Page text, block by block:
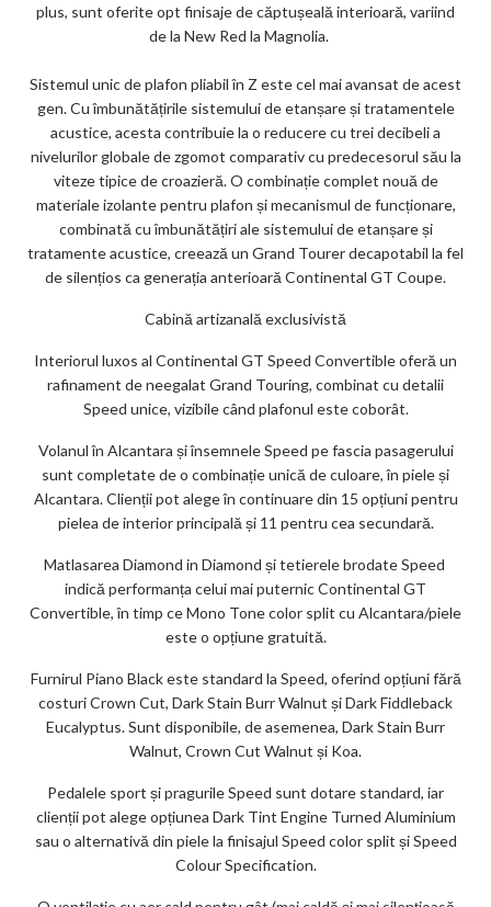
plus, sunt oferite opt finisaje de căptușeală interioară, variind
de la New Red la Magnolia.
Sistemul unic de plafon pliabil în Z este cel mai avansat de acest
gen. Cu îmbunătățirile sistemului de etanșare și tratamentele
acustice, acesta contribuie la o reducere cu trei decibeli a
nivelurilor globale de zgomot comparativ cu predecesorul său la
viteze tipice de croazieră. O combinație complet nouă de
materiale izolante pentru plafon și mecanismul de funcționare,
combinată cu îmbunătățiri ale sistemului de etanșare și
tratamente acustice, creează un Grand Tourer decapotabil la fel
de silențios ca generația anterioară Continental GT Coupe.
Cabină artizanală exclusivistă
Interiorul luxos al Continental GT Speed ​​Convertible oferă un
rafinament de neegalat Grand Touring, combinat cu detalii
Speed unice, vizibile când plafonul este coborât.
Volanul în Alcantara și însemnele Speed ​​pe fascia pasagerului
sunt completate de o combinație unică de culoare, în piele și
Alcantara. Clienții pot alege în continuare din 15 opțiuni pentru
pielea de interior principală și 11 pentru cea secundară.
Matlasarea Diamond in Diamond și tetierele brodate Speed ​​
indică performanța celui mai puternic Continental GT
Convertible, în timp ce Mono Tone color split cu Alcantara/piele
este o opțiune gratuită.
Furnirul Piano Black este standard la Speed, oferind opțiuni fără
costuri Crown Cut, Dark Stain Burr Walnut și Dark Fiddleback
Eucalyptus. Sunt disponibile, de asemenea, Dark Stain Burr
Walnut, Crown Cut Walnut și Koa.
Pedalele sport și pragurile Speed ​​sunt dotare standard, iar
clienții pot alege opțiunea Dark Tint Engine Turned Aluminium
sau o alternativă din piele la finisajul Speed ​​color split și Speed
Colour Specification.